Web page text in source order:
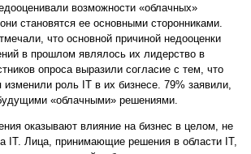
возможности «облачных»
становятся ее основными сторонниками.
что основной причиной недооценки
в прошлом являлось их лидерство в
опроса выразили согласие с тем, что
роль IT в их бизнесе. 79% заявили,
«облачными» решениями.
оказывают влияние на бизнес в целом, не
IT. Лица, принимающие решения в области IT,